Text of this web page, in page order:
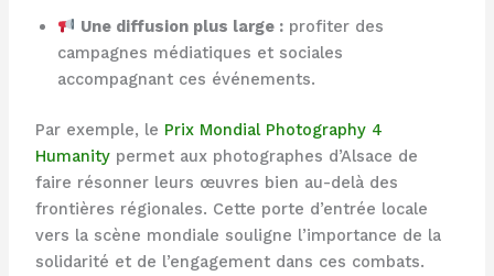
Une diffusion plus large : profiter des
campagnes médiatiques et sociales
accompagnant ces événements.
Par exemple, le Prix Mondial Photography 4
Humanitypermet aux photographes d’Alsace de
faire résonner leurs œuvres bien au-delà des
frontières régionales. Cette porte d’entrée locale
vers la scène mondiale souligne l’importance de la
solidarité et de l’engagement dans ces combats.